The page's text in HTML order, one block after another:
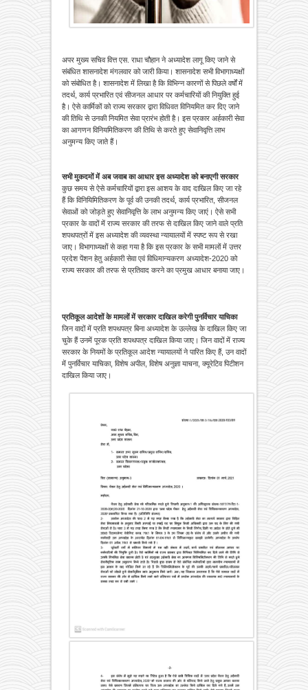
अपर मुख्य सचिव वित्त एस. राधा चौहान ने अध्यादेश लागू किए जाने से
संबंधित शासनादेश मंगलवार को जारी किया। शासनादेश सभी विभागाध्यक्षों
को संबोधित है। शासनादेश में लिखा है कि विभिन्न कारणों से पिछले वर्षों में
तदर्थ, कार्य प्रभारित एवं सीजनल आधार पर कर्मचारियों की नियुक्ति हुई
है। ऐसे कार्मिकों को राज्य सरकार द्वारा विधिवत विनियमित कर दिए जाने
की तिथि से उनकी नियमित सेवा प्रारंभ होती है। इस प्रकार अर्हकारी सेवा
का आगणन विनियमितिकरण की तिथि से करते हुए सेवानिवृत्ति लाभ
अनुमन्य किए जाते हैं।
सभी मुकदमों में अब जवाब का आधार इस अध्यादेश को बनाएगी सरकार
कुछ समय से ऐसे कर्मचारियों द्वारा इस आशय के वाद दाखिल किए जा रहे
हैं कि विनियिमितिकरण के पूर्व की उनकी तदर्थ, कार्य प्रभारित, सीजनल
सेवाओं को जोड़ते हुए सेवानिवृत्ति के लाभ अनुमन्य किए जाएं। ऐसे सभी
प्रकार के वादों में राज्य सरकार की तरफ से दाखिल किए जाने वाले प्रति
शपथपत्रों में इस अध्यादेश की व्यवस्था न्यायालयों में स्पष्ट रूप से रखा
जाए। विभागाध्यक्षों से कहा गया है कि इस प्रकार के सभी मामलों में उत्तर
प्रदेश पेंशन हेतु अर्हकारी सेवा एवं विधिमान्यकरण अध्यादेश-2020 को
राज्य सरकार की तरफ से प्रतिवाद करने का प्रमुख आधार बनाया जाए।
प्रतिकूल आदेशों के मामलों में सरकार दाखिल करेगी पुनर्विचार याचिका
जिन वादों में प्रति शपथपत्र बिना अध्यादेश के उल्लेख के दाखिल किए जा
चुके हैं उनमें पूरक प्रति शपथपत्र दाखिल किया जाए। जिन वादों में राज्य
सरकार के नियमों के प्रतिकूल आदेश न्यायालयों ने पारित किए हैं, उन वादों
में पुनर्विचार याचिका, विशेष अपील, विशेष अनुज्ञा याचना, क्यूरेटिव पिटीशन
दाखिल किया जाए।